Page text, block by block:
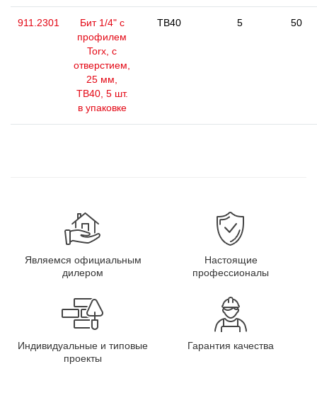
911.2301
Бит 1/4" с
профилем
Torx, с
отверстием,
25 мм,
ТВ40, 5 шт.
в упаковке
TB40 5 50
Являемся официальным
дилером
Настоящие
профессионалы
Индивидуальные и типовые
проекты
Гарантия качества